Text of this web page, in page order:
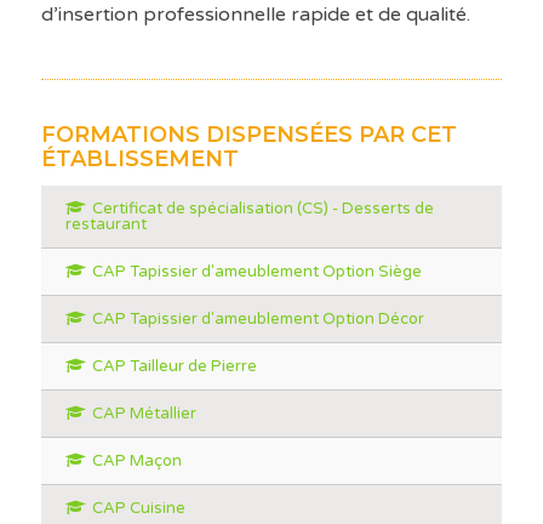
d’insertion professionnelle rapide et de qualité.
FORMATIONS DISPENSÉES PAR CET
ÉTABLISSEMENT
Certificat de spécialisation (CS) - Desserts de
restaurant
CAP Tapissier d'ameublement Option Siège
CAP Tapissier d'ameublement Option Décor
CAP Tailleur de Pierre
CAP Métallier
CAP Maçon
CAP Cuisine